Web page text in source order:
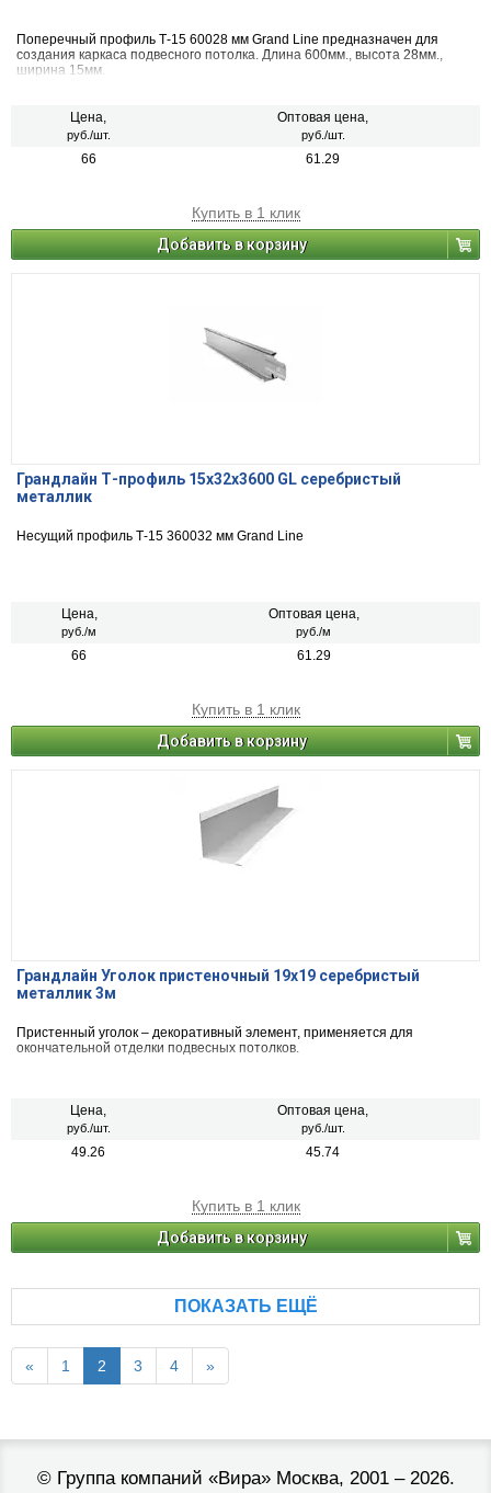
Поперечный профиль Т-15 60028 мм Grand Line предназначен для
создания каркаса подвесного потолка. Длина 600мм., высота 28мм.,
ширина 15мм.
Цена,
руб./шт.
Оптовая цена,
руб./шт.
66 61.29
Купить в 1 клик
Добавить в корзину
Грандлайн Т-профиль 15х32х3600 GL серебристый
металлик
Несущий профиль Т-15 360032 мм Grand Line
Цена,
руб./м
Оптовая цена,
руб./м
66 61.29
Купить в 1 клик
Добавить в корзину
Грандлайн Уголок пристеночный 19х19 серебристый
металлик 3м
Пристенный уголок – декоративный элемент, применяется для
окончательной отделки подвесных потолков.
Цена,
руб./шт.
Оптовая цена,
руб./шт.
49.26 45.74
Купить в 1 клик
Добавить в корзину
ПОКАЗАТЬ ЕЩЁ
« 1 2 3 4 »
© Группа компаний «Вира»Москва, 2001 – 2026.